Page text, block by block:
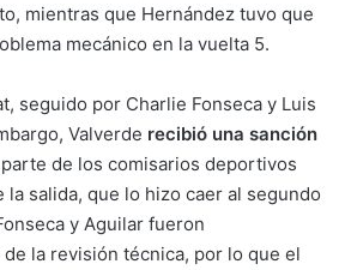
mientras que Hernández tuvo que
mecánico en la vuelta 5.
seguido por Charlie Fonseca y Luis
Valverde recibió una sanción
de los comisarios deportivos
la salida, que lo hizo caer al segundo
y Aguilar fueron
la revisión técnica, por lo que el